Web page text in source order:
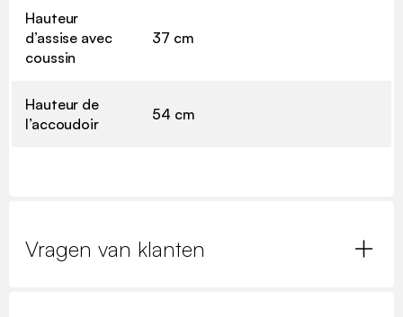
Hauteur
d’assise avec
coussin
37 cm
Hauteur de
l’accoudoir
54 cm
Vragen van klanten